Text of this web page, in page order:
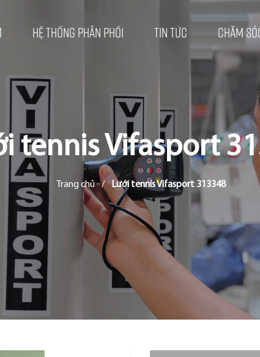
Hệ thống phân phối Tin tức Chăm
tennis Vifasport
Trang chủ / Lưới tennis Vifasport 313348